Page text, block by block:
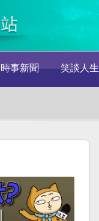
時事新聞 笑談人生